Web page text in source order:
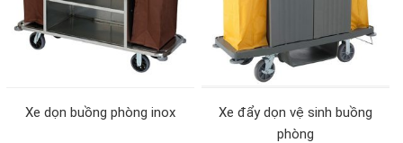
Xe dọn buồng phòng inox
Xe đẩy dọn vệ sinh buồng
phòng